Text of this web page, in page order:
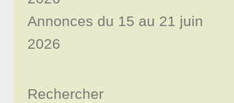
Annonces du 15 au 21 juin
2026
Rechercher